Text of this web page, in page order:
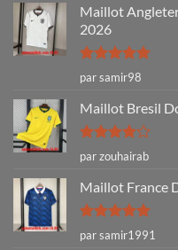
Maillot
2026
Note5sur
5
par samir98
Maillot Bresil
Note4
sur 5
par zouhairab
Maillot France
Note5sur
5
par samir1991